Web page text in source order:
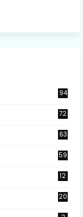
94
72
63
59
12
20